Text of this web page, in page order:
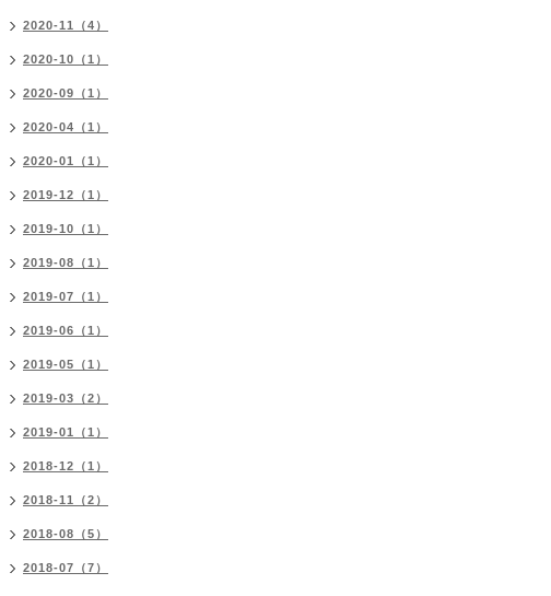
2020-11（4）
2020-10（1）
2020-09（1）
2020-04（1）
2020-01（1）
2019-12（1）
2019-10（1）
2019-08（1）
2019-07（1）
2019-06（1）
2019-05（1）
2019-03（2）
2019-01（1）
2018-12（1）
2018-11（2）
2018-08（5）
2018-07（7）